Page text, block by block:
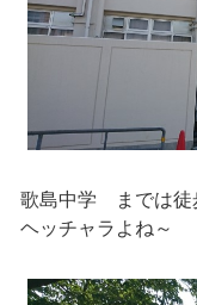
歌島中学 までは
ヘッチャラよね～